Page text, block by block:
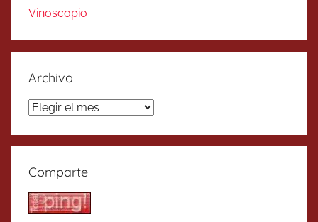
Vinoscopio
Archivo
Archivo
Comparte